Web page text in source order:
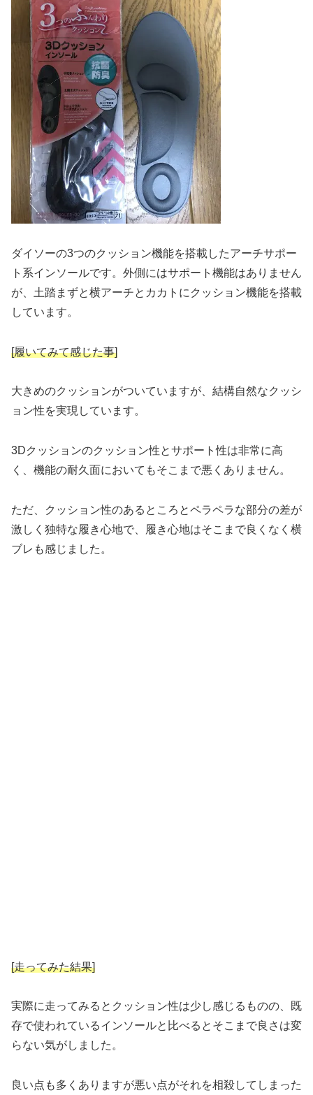
ダイソーの3つのクッション機能を搭載したアーチサポー
ト系インソールです。外側にはサポート機能はありません
が、土踏まずと横アーチとカカトにクッション機能を搭載
しています。
[履いてみて感じた事]
大きめのクッションがついていますが、結構自然なクッシ
ョン性を実現しています。
3Dクッションのクッション性とサポート性は非常に高
く、機能の耐久面においてもそこまで悪くありません。
ただ、クッション性のあるところとペラペラな部分の差が
激しく独特な履き心地で、履き心地はそこまで良くなく横
ブレも感じました。
[走ってみた結果]
実際に走ってみるとクッション性は少し感じるものの、既
存で使われているインソールと比べるとそこまで良さは変
らない気がしました。
良い点も多くありますが悪い点がそれを相殺してしまった